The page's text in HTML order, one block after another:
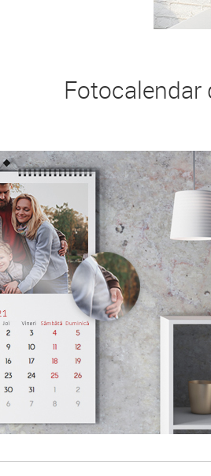
Fotocalendar